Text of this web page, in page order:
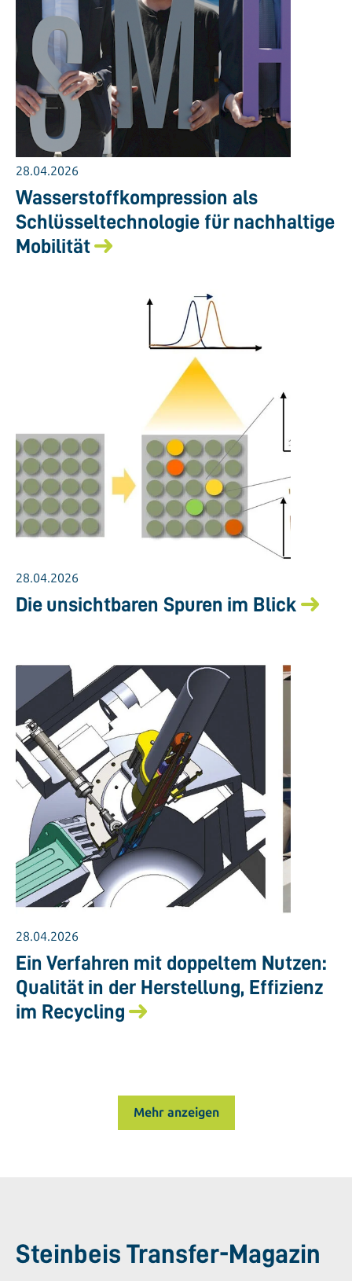
28.04.2026
Wasserstoffkompression als
Schlüsseltechnologie für nachhaltige
Mobilität
28.04.2026
Die unsichtbaren Spuren im Blick
28.04.2026
Ein Verfahren mit doppeltem Nutzen:
Qualität in der Herstellung, Effizienz
im Recycling
Mehr anzeigen
Steinbeis Transfer-Magazin